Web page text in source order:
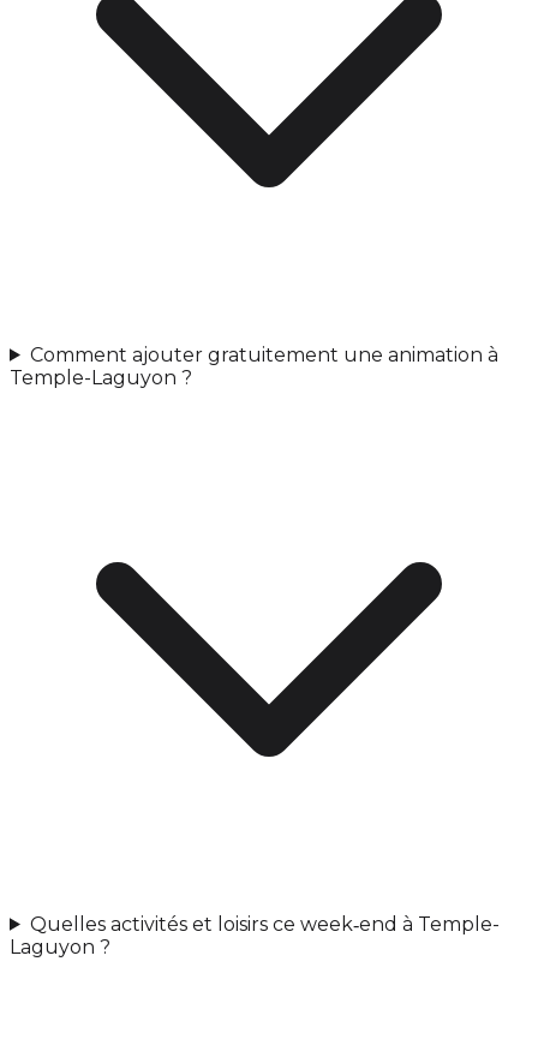
Comment ajouter gratuitement une animation à
Temple-Laguyon ?
Quelles activités et loisirs ce week‑end à Temple-
Laguyon ?